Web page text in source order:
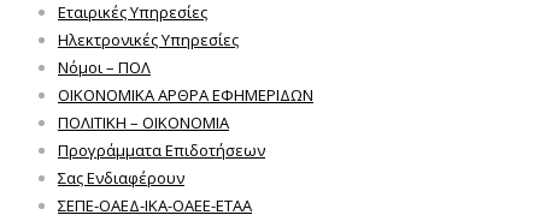
Εταιρικές Υπηρεσίες
Ηλεκτρονικές Υπηρεσίες
Νόμοι – ΠΟΛ
ΟΙΚΟΝΟΜΙΚΑ ΑΡΘΡΑ ΕΦΗΜΕΡΙΔΩΝ
ΠΟΛΙΤΙΚΗ – ΟΙΚΟΝΟΜΙΑ
Προγράμματα Επιδοτήσεων
Σας Ενδιαφέρουν
ΣΕΠΕ-ΟΑΕΔ-ΙΚΑ-ΟΑΕΕ-ΕΤΑΑ